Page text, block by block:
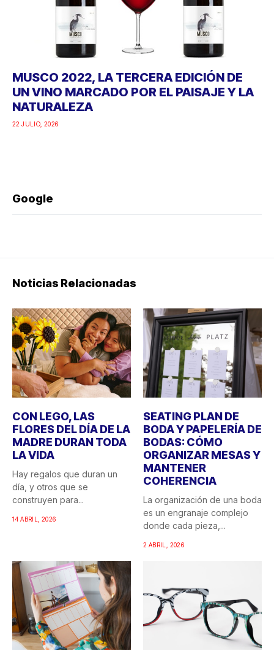
MUSCO 2022, LA TERCERA EDICIÓN DE
UN VINO MARCADO POR EL PAISAJE Y LA
NATURALEZA
22 JULIO, 2026
Google
Noticias Relacionadas
CON LEGO, LAS
FLORES DEL DÍA DE LA
MADRE DURAN TODA
LA VIDA
Hay regalos que duran un
día, y otros que se
construyen para...
14 ABRIL, 2026
SEATING PLAN DE
BODA Y PAPELERÍA DE
BODAS: CÓMO
ORGANIZAR MESAS Y
MANTENER
COHERENCIA
La organización de una boda
es un engranaje complejo
donde cada pieza,...
2 ABRIL, 2026